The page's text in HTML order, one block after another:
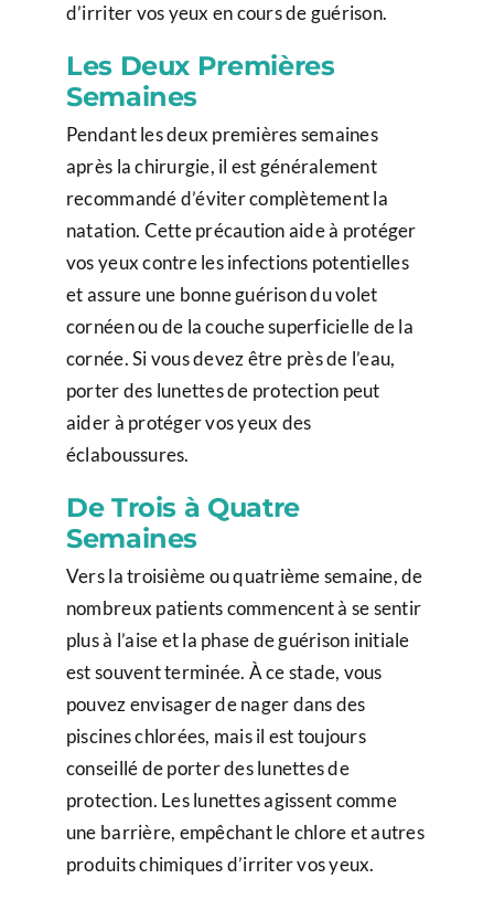
d’irriter vos yeux en cours de guérison.
Les Deux Premières
Semaines
Pendant les deux premières semaines
après la chirurgie, il est généralement
recommandé d’éviter complètement la
natation. Cette précaution aide à protéger
vos yeux contre les infections potentielles
et assure une bonne guérison du volet
cornéen ou de la couche superficielle de la
cornée. Si vous devez être près de l’eau,
porter des lunettes de protection peut
aider à protéger vos yeux des
éclaboussures.
De Trois à Quatre
Semaines
Vers la troisième ou quatrième semaine, de
nombreux patients commencent à se sentir
plus à l’aise et la phase de guérison initiale
est souvent terminée. À ce stade, vous
pouvez envisager de nager dans des
piscines chlorées, mais il est toujours
conseillé de porter des lunettes de
protection. Les lunettes agissent comme
une barrière, empêchant le chlore et autres
produits chimiques d’irriter vos yeux.